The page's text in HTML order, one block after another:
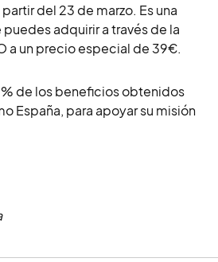
partir del 23 de marzo. Es una
adquirira través de la
a un precio especial de 39€.
% de los beneficios obtenidos
España, para apoyar su misión